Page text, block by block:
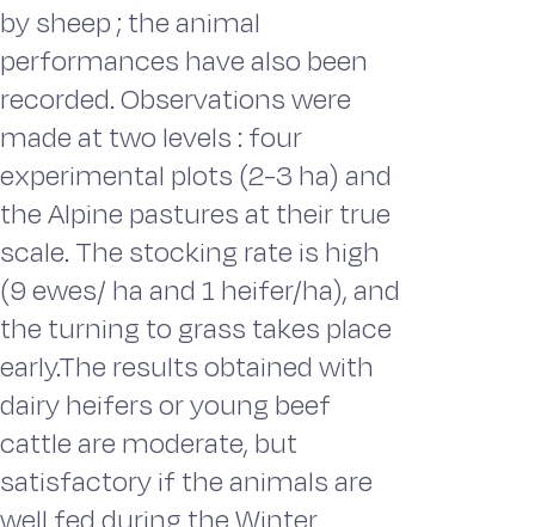
by sheep ; the animal
performances have also been
recorded. Observations were
made at two levels : four
experimental plots (2-3 ha) and
the Alpine pastures at their true
scale. The stocking rate is high
(9 ewes/ ha and 1 heifer/ha), and
the turning to grass takes place
early.The results obtained with
dairy heifers or young beef
cattle are moderate, but
satisfactory if the animals are